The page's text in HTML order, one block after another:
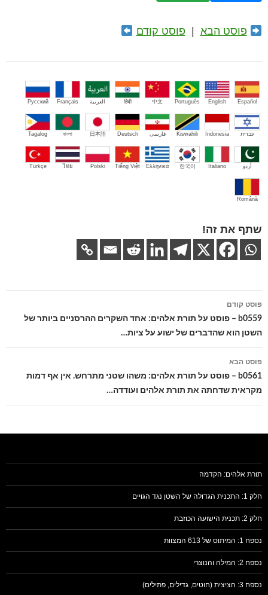
פוסט הבא פוסט קודם
Español
English
Português
中文
हिंदी العربية Français
Русский
עברית Indonesia
Kiswahili فارسی Deutsch
日本語
বাংলা
Tagalog
اُردو Italiano
한국어
Ελληνικά
Tiếng Việt
Polski
ไทย
Türkçe
Română
שתף את זה!
ניווט
בפוסטים
פוסט קודם
b0559 – פוסט על תורת אלהים: אחד השקרים ההרסניים ביותר של
השטן הוא שהדברים של ישוע על ציות…
פוסט הבא
b0561 – פוסט על תורת אלהים: משהו שטני מתרחש. אין אף דמות
מקראית שדחתה את תורת אלהים ועודדה…
תורת אלהים: הקדמה
חלק 1: התכנית הגדולה של השטן נגד הגויים
חלק 2: תכנית הישועה הכוזבת
נספח 1: המיתוס של 613 המצוות
נספח 2: המילה והנוצרי
נספח 3: הציצית (חוטים, גדילים, פתילים)